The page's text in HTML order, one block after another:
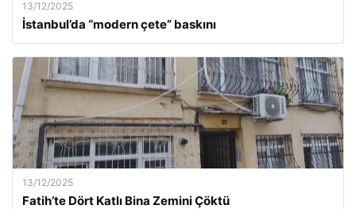
13/12/2025
İstanbul’da “modern çete” baskını
13/12/2025
Fatih’te Dört Katlı Bina Zemini Çöktü